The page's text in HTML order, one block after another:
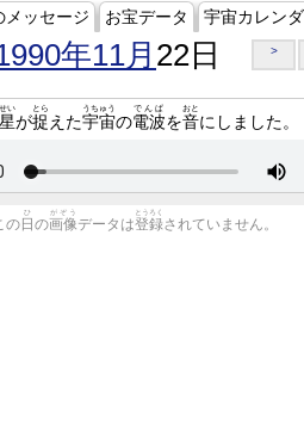
メッセージ お宝データ 宇宙カレン
年11月 22日 >
い
が捉
とら
えた宇宙
うちゅう
の電波
でんぱ
を音
おと
にしました。
の 日
ひ
の画像
がぞう
データは登録
とうろく
されていません。